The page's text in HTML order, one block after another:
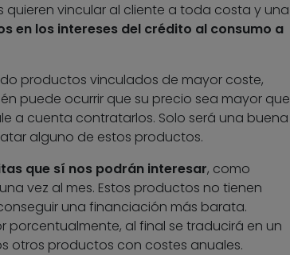
quieren vincular al cliente a toda costa y una
en los intereses del crédito al consumo a
productos vinculados de mayor coste,
puede ocurrir que su precio sea mayor que
a cuenta contratarlos. Solo será una buena
alguno de estos productos.
que sí nos podrán interesar, como
vez al mes. Estos productos no tienen
una financiación más barata.
al final se traducirá en un
otros productos con costes anuales.